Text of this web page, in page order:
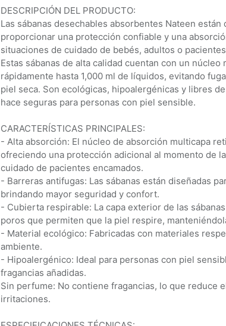
DESCRIPCIÓN DEL PRODUCTO:
Las sábanas desechables absorbentes Nateen están
proporcionar una protección confiable y una
situaciones de cuidado de bebés, adultos o
Estas sábanas de alta calidad cuentan con un núcleo
rápidamente hasta 1,000 ml de líquidos, evitando
piel seca. Son ecológicas, hipoalergénicas y libres
hace seguras para personas con piel sensible.
CARACTERÍSTICAS PRINCIPALES:
- Alta absorción: El núcleo de absorción multicapa
ofreciendo una protección adicional al momento de
cuidado de pacientes encamados.
- Barreras antifugas: Las sábanas están diseñadas
brindando mayor seguridad y confort.
- Cubierta respirable: La capa exterior de las
poros que permiten que la piel respire,
- Material ecológico: Fabricadas con materiales
ambiente.
- Hipoalergénico: Ideal para personas con piel
fragancias añadidas.
Sin perfume: No contiene fragancias, lo que reduce
irritaciones.